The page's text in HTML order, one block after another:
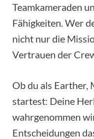
Teamkameraden
Fähigkeiten. Wer
nicht nur die
Vertrauen der
Ob du als Earther,
startest: Deine
wahrgenommen
Entscheidungen